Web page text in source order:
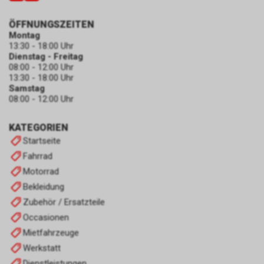
KATEGORIEN
Startseite
Fahrrad
Motorrad
Bekleidung
Zubehör / Ersatzteile
Occasionen
Mietfahrzeuge
Werkstatt
ÖFFNUNGSZEITEN
Montag
13:30 - 18:00 Uhr
Dienstag - Freitag
08:00 - 12:00 Uhr
13:30 - 18:00 Uhr
Samstag
08:00 - 12:00 Uhr